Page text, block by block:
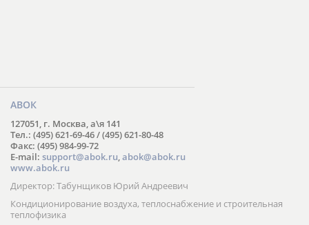
АВОК
127051, г. Москва, а\я 141
Тел.: (495) 621-69-46 / (495) 621-80-48
Факс: (495) 984-99-72
E-mail: support@abok.ru,abok@abok.ru
www.abok.ru
Директор: Табунщиков Юрий Андреевич
Кондиционирование воздуха, теплоснабжение и строительная
теплофизика